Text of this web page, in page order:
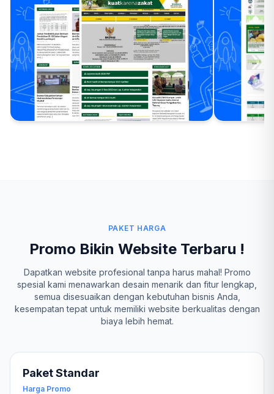
PAKET HARGA
Promo Bikin Website Terbaru !
Dapatkan website profesional tanpa harus mahal! Promo
spesial kami menawarkan desain menarik dan fitur lengkap,
semua disesuaikan dengan kebutuhan bisnis Anda,
kesempatan tepat untuk memiliki website berkualitas dengan
biaya lebih hemat.
Paket Standar
Harga Promo